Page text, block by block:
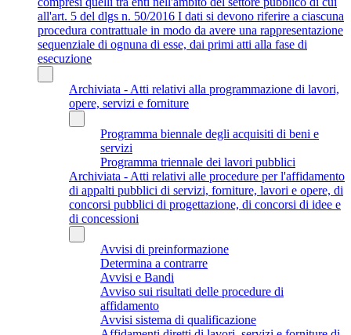
all'art. 5 del dlgs n. 50/2016 I dati si devono riferire a ciascuna
procedura contrattuale in modo da avere una rappresentazione
sequenziale di ognuna di esse, dai primi atti alla fase di
esecuzione
Archiviata - Atti relativi alla programmazione di lavori,
opere, servizi e forniture
Programma biennale degli acquisiti di beni e
servizi
Programma triennale dei lavori pubblici
Archiviata - Atti relativi alle procedure per l'affidamento
di appalti pubblici di servizi, forniture, lavori e opere, di
concorsi pubblici di progettazione, di concorsi di idee e
di concessioni
Avvisi di preinformazione
Determina a contrarre
Avvisi e Bandi
Avviso sui risultati delle procedure di
affidamento
Avvisi sistema di qualificazione